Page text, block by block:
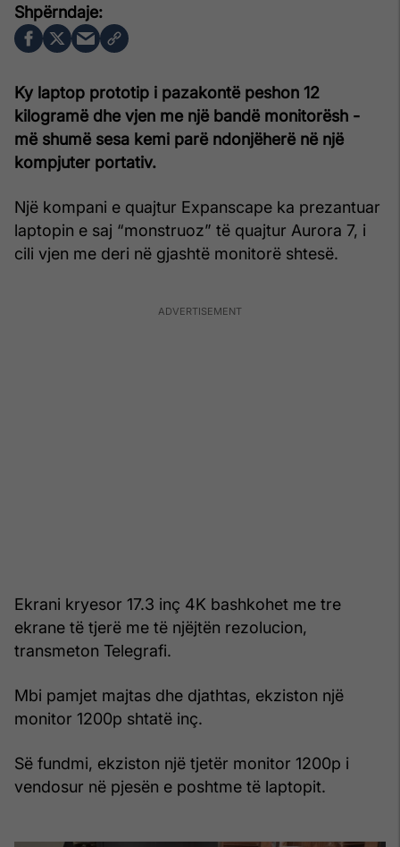
Ky laptop prototip i pazakontë peshon 12
kilogramë dhe vjen me një bandë monitorësh -
më shumë sesa kemi parë ndonjëherë në një
kompjuter portativ.
Një kompani e quajtur Expanscape ka prezantuar
laptopin e saj “monstruoz” të quajtur Aurora 7, i
cili vjen me deri në gjashtë monitorë shtesë.
Ekrani kryesor 17.3 inç 4K bashkohet me tre
ekrane të tjerë me të njëjtën rezolucion,
transmeton Telegrafi.
Mbi pamjet majtas dhe djathtas, ekziston një
monitor 1200p shtatë inç.
Së fundmi, ekziston një tjetër monitor 1200p i
vendosur në pjesën e poshtme të laptopit.